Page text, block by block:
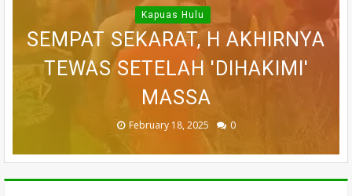
WARGA DESA SEI AJUNG YANG
DILAPORKAN HILANG SAAT
MEMANCING DITEMUKAN
MENINGGAL DUNIA
July 05, 2026 0
SI JAGO MERAH MENGAMUK,
BELASAN RUKO DI KAWASAN
PASAR MERDEKA PUTUSSIBAU
HANGUS
November 27, 2025 0
PEDULI KORBAN KEBAKARAN,
KORAMIL BADAU BERI
BANTUAN
March 26, 2025 0
BELASAN TOKO PAKAIAN DI
PUTUSSIBAU LUDES DILALAP
API
March 13, 2025 0
Kapuas Hulu
SEMPAT SEKARAT, H AKHIRNYA
TEWAS SETELAH 'DIHAKIMI'
MASSA
February 18, 2025 0